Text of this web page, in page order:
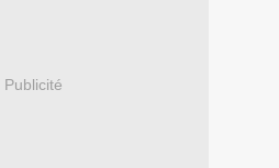
Publicité